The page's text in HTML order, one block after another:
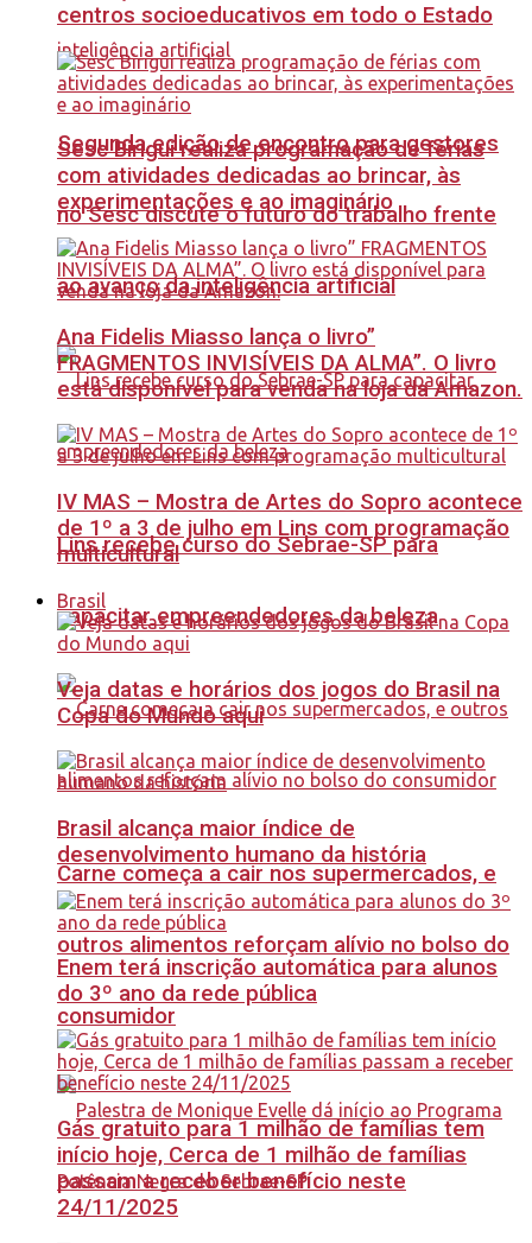
Segunda edição de encontro para gestores
no Sesc discute o futuro do trabalho frente
ao avanço da inteligência artificial
Lins recebe curso do Sebrae-SP para
capacitar empreendedores da beleza
Carne começa a cair nos supermercados, e
outros alimentos reforçam alívio no bolso do
consumidor
centros socioeducativos em todo o Estado
Sesc Birigui realiza programação de férias
com atividades dedicadas ao brincar, às
experimentações e ao imaginário
Ana Fidelis Miasso lança o livro”
FRAGMENTOS INVISÍVEIS DA ALMA”. O livro
está disponível para venda na loja da Amazon.
IV MAS – Mostra de Artes do Sopro acontece
de 1º a 3 de julho em Lins com programação
multicultural
Brasil
Veja datas e horários dos jogos do Brasil na
Copa do Mundo aqui
Brasil alcança maior índice de
desenvolvimento humano da história
Enem terá inscrição automática para alunos
do 3º ano da rede pública
Gás gratuito para 1 milhão de famílias tem
início hoje, Cerca de 1 milhão de famílias
passam a receber benefício neste
24/11/2025